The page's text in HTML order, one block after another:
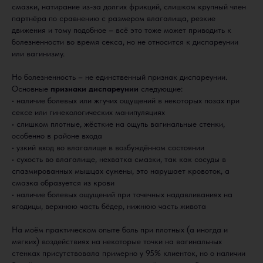
смазки, натирание из-за долгих фрикций, слишком крупный член
партнёра по сравнению с размером влагалища, резкие
движения и тому подобное – всё это тоже может приводить к
болезненности во время секса, но не относится к диспареунии
или вагинизму.
Но болезненность – не единственный признак диспареунии.
Основные признаки диспареунии следующие:
• наличие болевых или жгучих ощущений в некоторых позах при
сексе или гинекологических манипуляциях
• слишком плотные, жёсткие на ощупь вагинальные стенки,
особенно в районе входа
• узкий вход во влагалище в возбуждённом состоянии
• сухость во влагалище, нехватка смазки, так как сосуды в
спазмированных мышцах сужены, это нарушает кровоток, а
смазка образуется из крови
• наличие болевых ощущений при точечных надавливаниях на
ягодицы, верхнюю часть бёдер, нижнюю часть живота
На моём практическом опыте боль при плотных (а иногда и
мягких) воздействиях на некоторые точки на вагинальных
стенках присутствовала примерно у 95% клиенток, но о наличии